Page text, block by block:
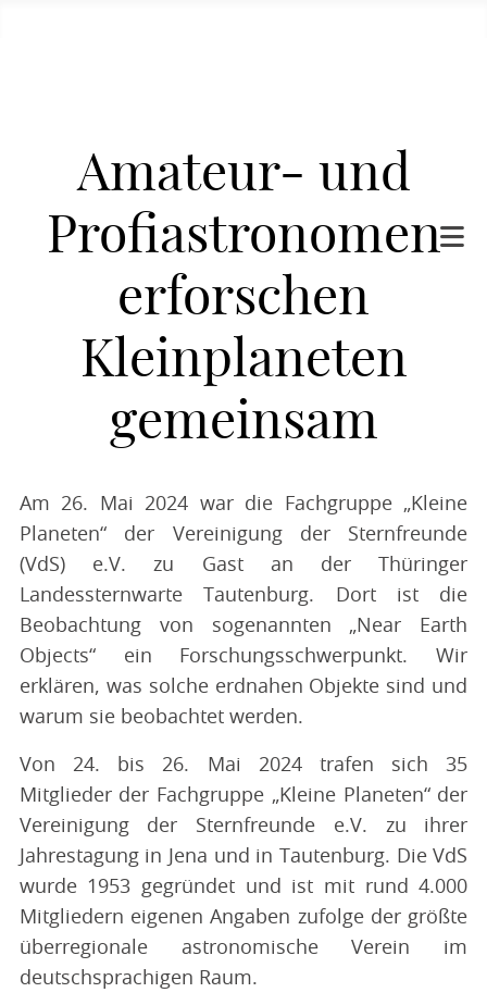
Amateur- und
Profiastronomen
erforschen
Kleinplaneten
gemeinsam
Am 26. Mai 2024 war die Fachgruppe „Kleine
Planeten“ der Vereinigung der Sternfreunde
(VdS) e.V. zu Gast an der Thüringer
Landessternwarte Tautenburg. Dort ist die
Beobachtung von sogenannten „Near Earth
Objects“ ein Forschungsschwerpunkt. Wir
erklären, was solche erdnahen Objekte sind und
warum sie beobachtet werden.
Von 24. bis 26. Mai 2024 trafen sich 35
Mitglieder der Fachgruppe „Kleine Planeten“ der
Vereinigung der Sternfreunde e.V. zu ihrer
Jahrestagung in Jena und in Tautenburg. Die VdS
wurde 1953 gegründet und ist mit rund 4.000
Mitgliedern eigenen Angaben zufolge der größte
überregionale astronomische Verein im
deutschsprachigen Raum.